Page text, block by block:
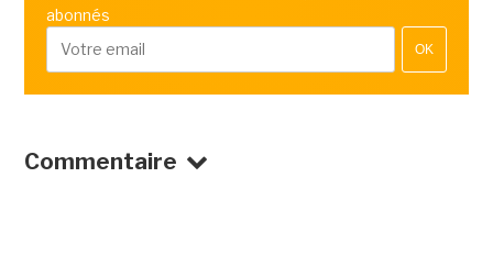
abonnés
OK
Commentaire